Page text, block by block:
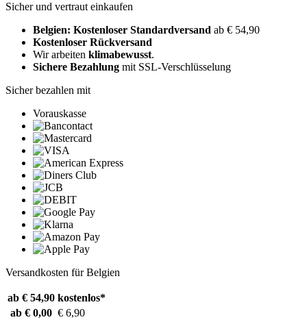
Sicher und vertraut einkaufen
Belgien: Kostenloser Standardversand ab € 54,90
Kostenloser Rückversand
Wir arbeiten klimabewusst.
Sichere Bezahlung mit SSL-Verschlüsselung
Sicher bezahlen mit
Vorauskasse
Versandkosten für Belgien
ab € 54,90 kostenlos*
ab € 0,00 € 6,90